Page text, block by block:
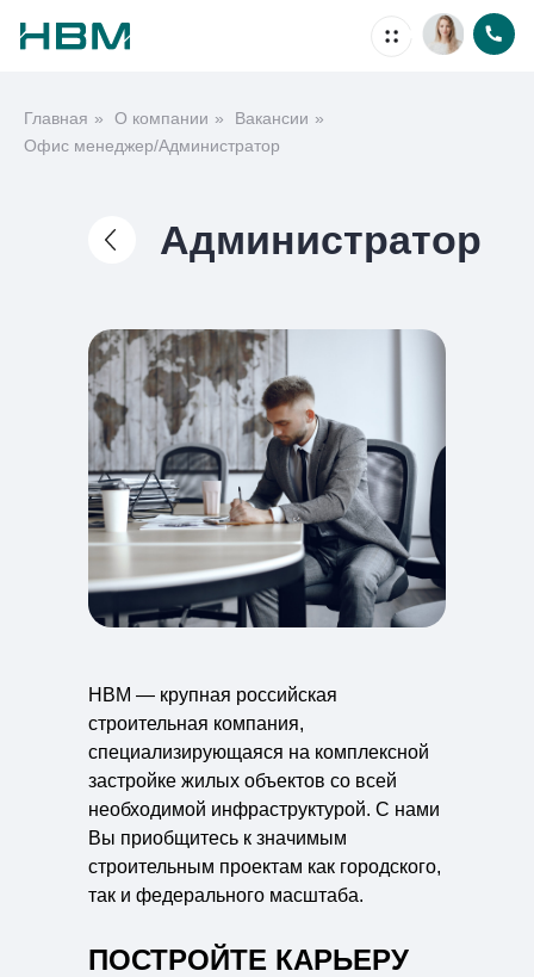
Главная » О компании » Вакансии »
Офис менеджер/Администратор
Администратор
НВМ — крупная российская
строительная компания,
специализирующаяся на комплексной
застройке жилых объектов со всей
необходимой инфраструктурой. С нами
Вы приобщитесь к значимым
строительным проектам как городского,
так и федерального масштаба.
ПОСТРОЙТЕ КАРЬЕРУ
Недвижимость
Ипотека
Проекты
Акции
О компании
Способы покупки
Виды недвижимости
Блог
НВМ Строим Добро